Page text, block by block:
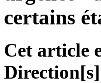
certains
Cet article
Direction[s]